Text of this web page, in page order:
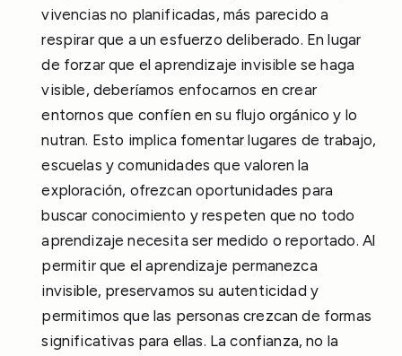
vivencias no planificadas, más parecido a
respirar que a un esfuerzo deliberado. En lugar
de forzar que el aprendizaje invisible se haga
visible, deberíamos enfocarnos en crear
entornos que confíen en su flujo orgánico y lo
nutran. Esto implica fomentar lugares de trabajo,
escuelas y comunidades que valoren la
exploración, ofrezcan oportunidades para
buscar conocimiento y respeten que no todo
aprendizaje necesita ser medido o reportado. Al
permitir que el aprendizaje permanezca
invisible, preservamos su autenticidad y
permitimos que las personas crezcan de formas
significativas para ellas. La confianza, no la